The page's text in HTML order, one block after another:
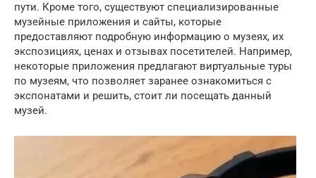
пути. Кроме того, существуют специализированные
музейные приложения и сайты, которые
предоставляют подробную информацию о музеях, их
экспозициях, ценах и отзывах посетителей. Например,
некоторые приложения предлагают виртуальные туры
по музеям, что позволяет заранее ознакомиться с
экспонатами и решить, стоит ли посещать данный
музей.